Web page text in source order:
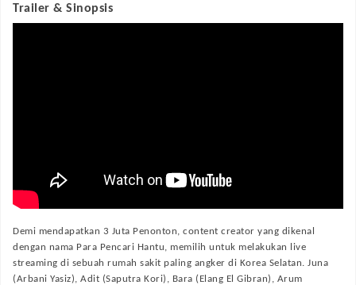
Trailer & Sinopsis
Demi mendapatkan 3 Juta Penonton, content creator yang dikenal
dengan nama Para Pencari Hantu, memilih untuk melakukan live
streaming di sebuah rumah sakit paling angker di Korea Selatan. Juna
(Arbani Yasiz), Adit (Saputra Kori), Bara (Elang El Gibran), Arum